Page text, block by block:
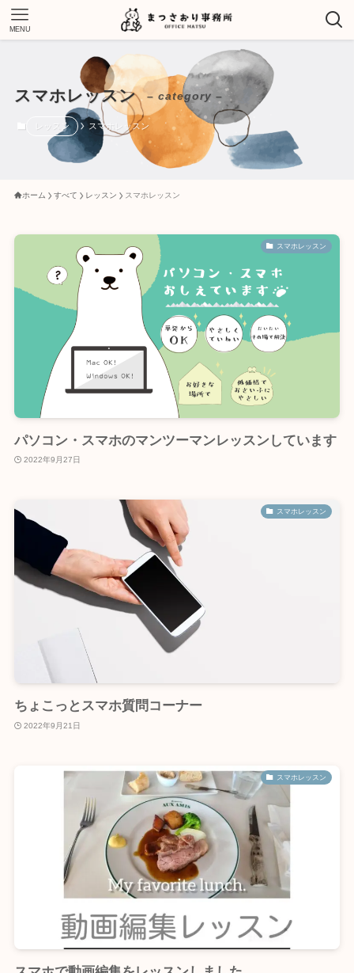
MENU
スマホレッスン – category –
レッスン スマホレッスン
ホーム すべて レッスン スマホレッスン
スマホレッスン
パソコン・スマホのマンツーマンレッスンしています
2022年9月27日
スマホレッスン
ちょこっとスマホ質問コーナー
2022年9月21日
スマホレッスン